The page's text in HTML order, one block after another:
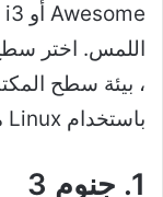
اللمس. اختر
، بيئة سطح
باستخدام Linux مع شاشة تعمل باللمس.
1. جنوم 3